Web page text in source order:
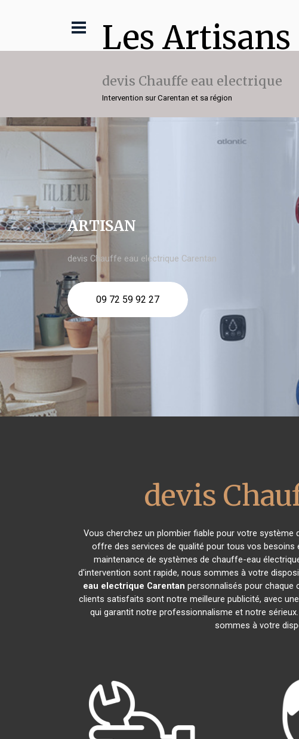
Les Artisans
devis Chauffe eau electrique
Intervention sur Carentan et sa région
ARTISAN
devis Chauffe eau electrique Carentan
09 72 59 92 27
devis
Vous cherchez un plombier fiable pour votre système
offre des services de qualité pour tous vos besoins
maintenance de systèmes de chauffe-eau
d'intervention sont rapide, nous sommes à votre
eau electrique Carentan personnalisés pour chaque
clients satisfaits sont notre meilleure publicité, avec
qui garantit notre professionnalisme et notre
sommes à votre